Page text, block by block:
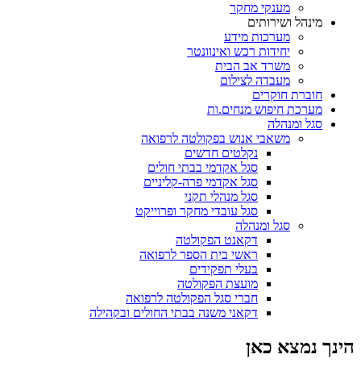
מענקי מחקר
מינהל ושירותים
מערכות מידע
יחידות רכש ואינוונטר
משרד אב הבית
מעבדה לצילום
חוברת חוקרים
מערכת חיפוש מנחים.ות
סגל ומנהלה
משאבי אנוש בפקולטה לרפואה
נקלטים חדשים
סגל אקדמי בבתי חולים
סגל אקדמי פרה-קליניים
סגל מנהלי תקני
סגל עובדי מחקר ופרוייקט
סגל ומנהלה
דקאנט הפקולטה
ראשי בית הספר לרפואה
בעלי תפקידים
מועצת הפקולטה
חברי סגל הפקולטה לרפואה
דקאני משנה בבתי החולים ובקהילה
הינך נמצא כאן